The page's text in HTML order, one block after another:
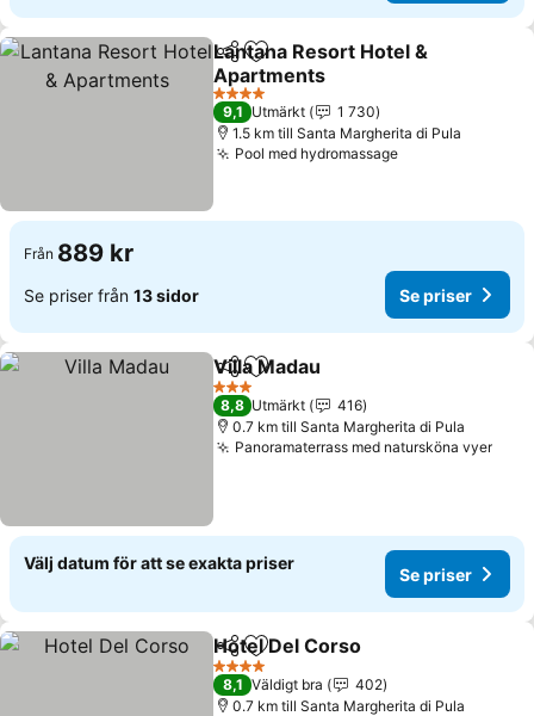
Dela Lägg till i Mina Favoriter
Lantana Resort Hotel &
Apartments
Se priser
4 Stjärnor
9,1 Utmärkt
1 730
1.5 km till Santa Margherita di Pula
Pool med hydromassageSe priser
Från 889 kr
Se priser från 13 sidor Se priser
Dela Lägg till i Mina Favoriter
Villa Madau
3 Stjärnor
8,8 Utmärkt
416
0.7 km till Santa Margherita di Pula
Panoramaterrass med natursköna vyerSe
Välj datum för att se exakta priser
Se priser
Dela Lägg till i Mina Favoriter
Hotel Del Corso
4 Stjärnor
8,1 Väldigt bra
402
0.7 km till Santa Margherita di Pula